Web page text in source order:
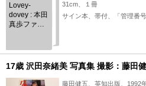
Lovey-
dovey : 本田
真歩ファー
本
31cm、１冊
サイン本、帯付、「管理番号
17歳 沢田奈緒美 写真集 撮影：藤田
藤田健五、英知出版、1992